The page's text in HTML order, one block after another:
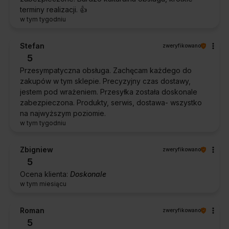
terminy realizacji. 👍️
w tym tygodniu
Stefan zweryfikowano
5
Przesympatyczna obsługa. Zachęcam każdego do
zakupów w tym sklepie. Precyzyjny czas dostawy,
jestem pod wrażeniem. Przesyłka została doskonale
zabezpieczona. Produkty, serwis, dostawa- wszystko
na najwyższym poziomie.
w tym tygodniu
Zbigniew zweryfikowano
5
Ocena klienta: Doskonale
w tym miesiącu
Roman zweryfikowano
5